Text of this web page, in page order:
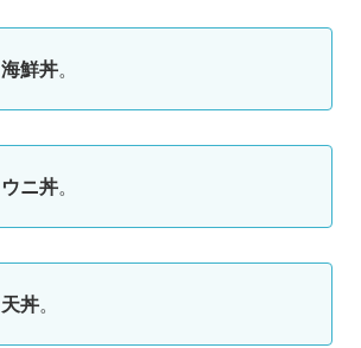
海鮮丼。
ウニ丼。
天丼。